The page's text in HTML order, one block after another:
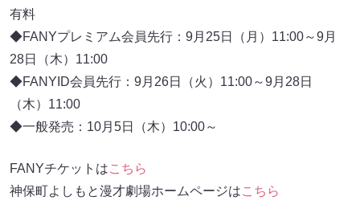
有料
◆FANYプレミアム会員先行：9月25日（月）11:00～9月
28日（木）11:00
◆FANYID会員先行：9月26日（火）11:00～9月28日
（木）11:00
◆一般発売：10月5日（木）10:00～
FANYチケットはこちら
神保町よしもと漫才劇場ホームページはこちら